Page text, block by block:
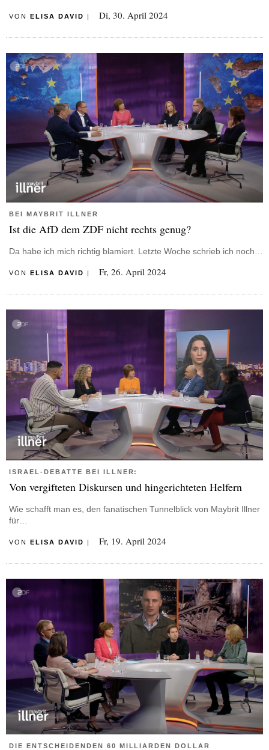
VON ELISA DAVID Di, 30. April 2024
BEI MAYBRIT ILLNER
Ist die AfD dem ZDF nicht rechts genug?
Da habe ich mich richtig blamiert. Letzte Woche schrieb ich noch…
VON ELISA DAVID | Fr, 26. April 2024
ISRAEL-DEBATTE BEI ILLNER:
Von vergifteten Diskursen und hingerichteten Helfern
Wie schafft man es, den fanatischen Tunnelblick von Maybrit Illner
für…
VON ELISA DAVID | Fr, 19. April 2024
DIE ENTSCHEIDENDEN 60 MILLIARDEN DOLLAR